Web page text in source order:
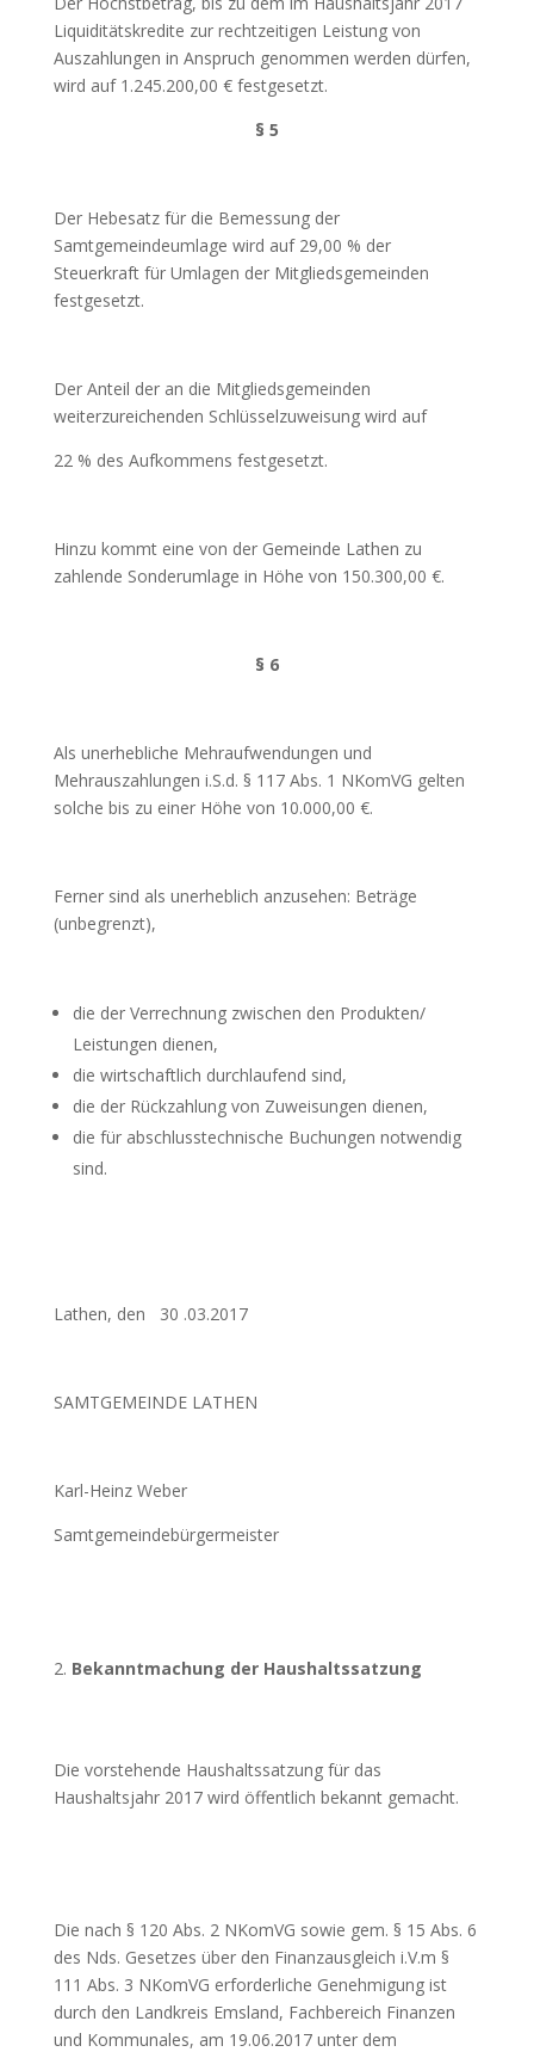
Liquiditätskredite zur rechtzeitigen Leistung von
Auszahlungen in Anspruch genommen werden dürfen,
wird auf 1.245.200,00 € festgesetzt.
§ 5
Der Hebesatz für die Bemessung der
Samtgemeindeumlage wird auf 29,00 % der
Steuerkraft für Umlagen der Mitgliedsgemeinden
festgesetzt.
Der Anteil der an die Mitgliedsgemeinden
weiterzureichenden Schlüsselzuweisung wird auf
22 % des Aufkommens festgesetzt.
Hinzu kommt eine von der Gemeinde Lathen zu
zahlende Sonderumlage in Höhe von 150.300,00 €.
§ 6
Als unerhebliche Mehraufwendungen und
Mehrauszahlungen i.S.d. § 117 Abs. 1 NKomVG gelten
solche bis zu einer Höhe von 10.000,00 €.
Ferner sind als unerheblich anzusehen: Beträge
(unbegrenzt),
die der Verrechnung zwischen den Produkten/
Leistungen dienen,
die wirtschaftlich durchlaufend sind,
die der Rückzahlung von Zuweisungen dienen,
die für abschlusstechnische Buchungen notwendig
sind.
Lathen, den 30 .03.2017
SAMTGEMEINDE LATHEN
Karl-Heinz Weber
Samtgemeindebürgermeister
Bekanntmachung der Haushaltssatzung
Die vorstehende Haushaltssatzung für das
Haushaltsjahr 2017 wird öffentlich bekannt gemacht.
Die nach § 120 Abs. 2 NKomVG sowie gem. § 15 Abs. 6
des Nds. Gesetzes über den Finanzausgleich i.V.m §
111 Abs. 3 NKomVG erforderliche Genehmigung ist
durch den Landkreis Emsland, Fachbereich Finanzen
und Kommunales, am 19.06.2017 unter dem